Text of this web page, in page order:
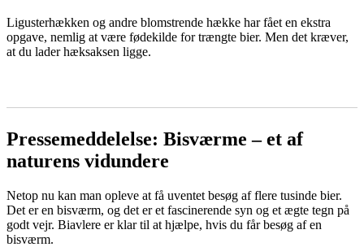
Ligusterhækken og andre blomstrende hække har fået en ekstra
opgave, nemlig at være fødekilde for trængte bier. Men det kræver,
at du lader hæksaksen ligge.
Pressemeddelelse: Bisværme – et af
naturens vidundere
Netop nu kan man opleve at få uventet besøg af flere tusinde bier.
Det er en bisværm, og det er et fascinerende syn og et ægte tegn på
godt vejr. Biavlere er klar til at hjælpe, hvis du får besøg af en
bisværm.